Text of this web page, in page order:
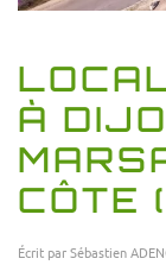
À
CÔTE
Écrit parSébastien